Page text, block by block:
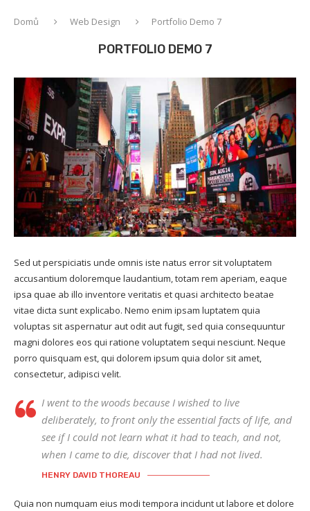
Domů Web Design Portfolio Demo 7
PORTFOLIO DEMO 7
Sed ut perspiciatis unde omnis iste natus error sit voluptatem
accusantium doloremque laudantium, totam rem aperiam, eaque
ipsa quae ab illo inventore veritatis et quasi architecto beatae
vitae dicta sunt explicabo. Nemo enim ipsam luptatem quia
voluptas sit aspernatur aut odit aut fugit, sed quia consequuntur
magni dolores eos qui ratione voluptatem sequi nesciunt. Neque
porro quisquam est, qui dolorem ipsum quia dolor sit amet,
consectetur, adipisci velit.
I went to the woods because I wished to live
deliberately, to front only the essential facts of life, and
see if I could not learn what it had to teach, and not,
when I came to die, discover that I had not lived.
HENRY DAVID THOREAU
Quia non numquam eius modi tempora incidunt ut labore et dolore